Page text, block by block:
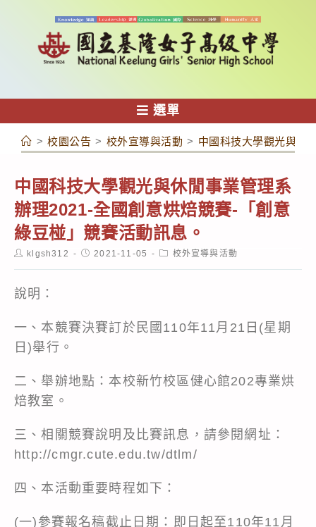
容
選單
> 校園公告 > 校外宣導與活動 > 中國科技大學觀光與休
中國科技大學觀光與休閒事業管理系
辦理2021-全國創意烘焙競賽-「創意
綠豆椪」競賽活動訊息。
Postklgsh312
Post2021-11-05
Post校外宣導與活動
說明：
一、本競賽決賽訂於民國110年11月21日(星期
日)舉行。
二、舉辦地點：本校新竹校區健心館202專業烘
焙教室。
三、相關競賽說明及比賽訊息，請參閱網址：
http://cmgr.cute.edu.tw/dtlm/
四、本活動重要時程如下：
(一)參賽報名稿截止日期：即日起至110年11月